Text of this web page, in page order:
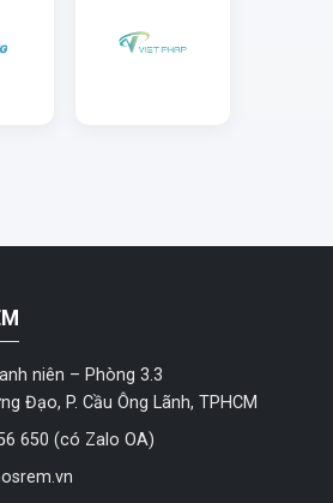
niên – Phòng 3.3
Đạo, P. Cầu Ông Lãnh, TPHCM
650 (có Zalo OA)